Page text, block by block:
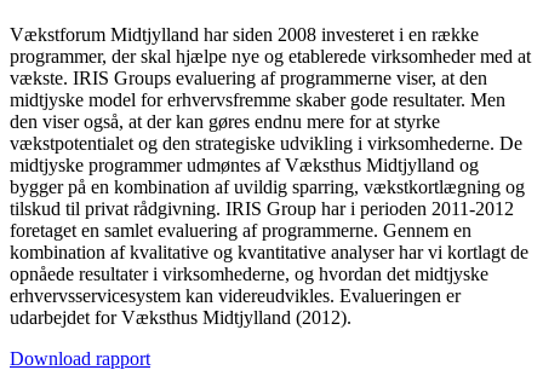
Vækstforum Midtjylland har siden 2008 investeret i en række
programmer, der skal hjælpe nye og etablerede virksomheder med at
vækste. IRIS Groups evaluering af programmerne viser, at den
midtjyske model for erhvervsfremme skaber gode resultater. Men
den viser også, at der kan gøres endnu mere for at styrke
vækstpotentialet og den strategiske udvikling i virksomhederne. De
midtjyske programmer udmøntes af Væksthus Midtjylland og
bygger på en kombination af uvildig sparring, vækstkortlægning og
tilskud til privat rådgivning. IRIS Group har i perioden 2011-2012
foretaget en samlet evaluering af programmerne. Gennem en
kombination af kvalitative og kvantitative analyser har vi kortlagt de
opnåede resultater i virksomhederne, og hvordan det midtjyske
erhvervsservicesystem kan videreudvikles. Evalueringen er
udarbejdet for Væksthus Midtjylland (2012).
Download rapport